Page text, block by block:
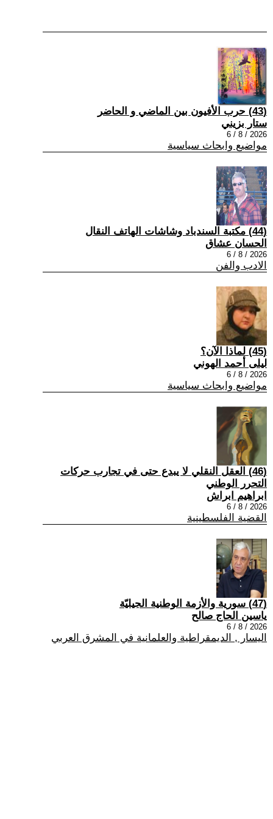
(43) حرب الأفيون بين الماضي و الحاضر
ستار بزيني
2026 / 8 / 6
مواضيع وابحاث سياسية
(44) مكتبة السندباد وشاشات الهاتف النقال
الحسان عشاق
2026 / 8 / 6
الادب والفن
(45) لماذا الآن؟
ليلى أحمد الهوني
2026 / 8 / 6
مواضيع وابحاث سياسية
(46) العقل النقلي لا يبدع حتى في تجارب حركات
التحرر الوطني
ابراهيم ابراش
2026 / 8 / 6
القضية الفلسطينية
(47) سورية والأزمة الوطنية الجيليّة
ياسين الحاج صالح
2026 / 8 / 6
اليسار , الديمقراطية والعلمانية في المشرق العربي